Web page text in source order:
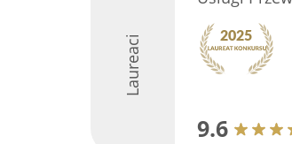
Laureaci
9.6